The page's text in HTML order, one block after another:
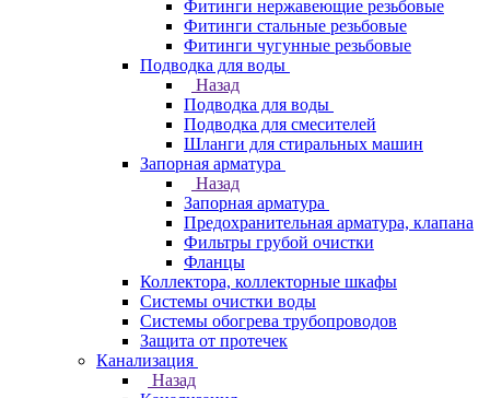
Фитинги нержавеющие резьбовые
Фитинги стальные резьбовые
Фитинги чугунные резьбовые
Подводка для воды
Назад
Подводка для воды
Подводка для смесителей
Шланги для стиральных машин
Запорная арматура
Назад
Запорная арматура
Предохранительная арматура, клапана
Фильтры грубой очистки
Фланцы
Коллектора, коллекторные шкафы
Системы очистки воды
Системы обогрева трубопроводов
Защита от протечек
Канализация
Назад